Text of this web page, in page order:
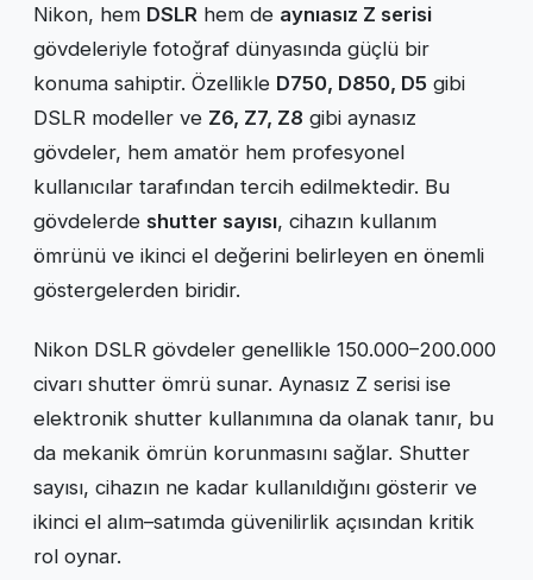
Nikon, hem DSLR hem de aynıasız Z serisi
gövdeleriyle fotoğraf dünyasında güçlü bir
konuma sahiptir. Özellikle D750, D850, D5 gibi
DSLR modeller ve Z6, Z7, Z8 gibi aynasız
gövdeler, hem amatör hem profesyonel
kullanıcılar tarafından tercih edilmektedir. Bu
gövdelerde shutter sayısı, cihazın kullanım
ömrünü ve ikinci el değerini belirleyen en önemli
göstergelerden biridir.
Nikon DSLR gövdeler genellikle 150.000–200.000
civarı shutter ömrü sunar. Aynasız Z serisi ise
elektronik shutter kullanımına da olanak tanır, bu
da mekanik ömrün korunmasını sağlar. Shutter
sayısı, cihazın ne kadar kullanıldığını gösterir ve
ikinci el alım–satımda güvenilirlik açısından kritik
rol oynar.